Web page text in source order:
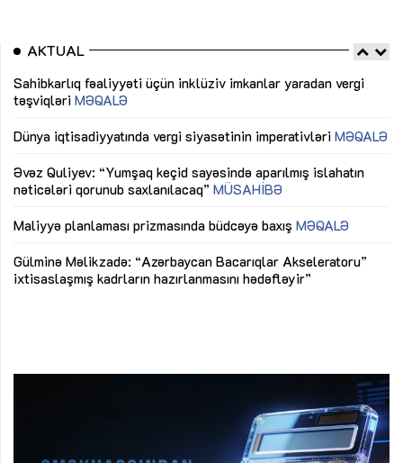
AKTUAL
Sahibkarlıq fəaliyyəti üçün inklüziv imkanlar yaradan vergi
təşviqləri MƏQALƏ
Dünya iqtisadiyyatında vergi siyasətinin imperativləri MƏQALƏ
Əvəz Quliyev: “Yumşaq keçid sayəsində aparılmış islahatın
nəticələri qorunub saxlanılacaq” MÜSAHİBƏ
Maliyyə planlaması prizmasında büdcəyə baxış MƏQALƏ
Gülminə Məlikzadə: “Azərbaycan Bacarıqlar Akseleratoru”
ixtisaslaşmış kadrların hazırlanmasını hədəfləyir”